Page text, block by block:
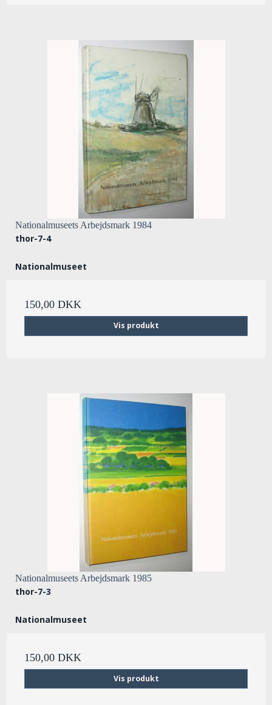
Nationalmuseets Arbejdsmark 1984
thor-7-4
Nationalmuseet
150,00 DKK
Vis produkt
Nationalmuseets Arbejdsmark 1985
thor-7-3
Nationalmuseet
150,00 DKK
Vis produkt